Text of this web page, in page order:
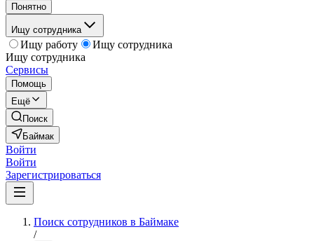
Понятно
Ищу сотрудника
Ищу работу
Ищу сотрудника
Ищу сотрудника
Сервисы
Помощь
Ещё
Поиск
Баймак
Войти
Войти
Зарегистрироваться
Поиск сотрудников в Баймаке
/